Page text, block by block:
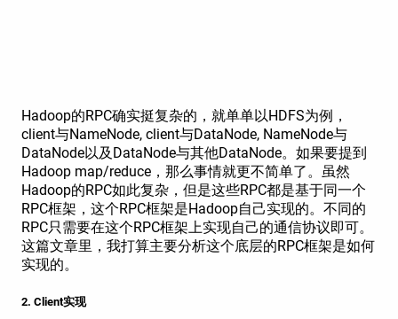
Hadoop的RPC确实挺复杂的，就单单以HDFS为例，
client与NameNode, client与DataNode, NameNode与
DataNode以及DataNode与其他DataNode。如果要提到
Hadoop map/reduce，那么事情就更不简单了。虽然
Hadoop的RPC如此复杂，但是这些RPC都是基于同一个
RPC框架，这个RPC框架是Hadoop自己实现的。不同的
RPC只需要在这个RPC框架上实现自己的通信协议即可。
这篇文章里，我打算主要分析这个底层的RPC框架是如何
实现的。
2. Client实现